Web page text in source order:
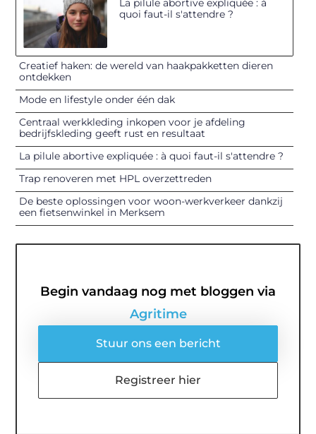
quoi faut-il s'attendre ?
Creatief haken: de wereld van haakpakketten dieren
ontdekken
Mode en lifestyle onder één dak
Centraal werkkleding inkopen voor je afdeling
bedrijfskleding geeft rust en resultaat
La pilule abortive expliquée : à quoi faut-il s'attendre ?
Trap renoveren met HPL overzettreden
De beste oplossingen voor woon-werkverkeer dankzij
een fietsenwinkel in Merksem
Begin vandaag nog met bloggen via
Agritime
Stuur ons een bericht
Registreer hier